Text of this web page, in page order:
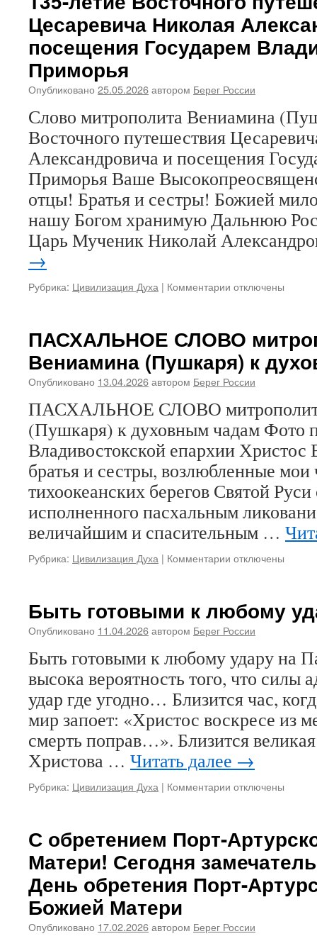
что
полстраны
лагеря
Цесаревича Николая
посещения Государем
Приморья
Опубликовано 25.05.2026автором Берег России
Слово митрополита Вениамина
Восточного путешествия
Александровича и посещения
Приморья Ваше
отцы! Братья и сестры! Божией
нашу Богом хранимую Дальнюю
Царь Мученик Николай
→
Рубрика: Цивилизация Духа | Комментарии к
Вениамина
(Пушкаря)
на
135-
Восточного
путешествия
Цесаревича
Николая
Александровича
посещения
Государем
Владивостока
и
Приморья
отключены
ПАСХАЛЬНОЕ СЛОВО
Вениамина (Пушкаря) к
Опубликовано 13.04.2026автором Берег России
ПАСХАЛЬНОЕ СЛОВО
(Пушкаря) к духовным чадам Фото
Владивостокской епархии Христос
братья и сестры, возлюбленные
тихоокеанских берегов Святой Руси
исполненного пасхальным
величайшим и спасительным …
Рубрика: Цивилизация Духа | Комментарии к
митрополита
Вениамина
к
духовным
чадам
отключены
Быть готовыми к любому
Опубликовано 11.04.2026автором Берег России
Быть готовыми к любому удару на
высока вероятность того, что силы
удар где угодно… Близится час,
мир запоет: «Христос воскресе из
смерть поправ…». Близится
Христова … Читать далее →
Рубрика: Цивилизация Духа | Комментарии к
к
любому
удару
на
отключены
С обретением Порт-
Матери! Сегодня
День обретения Порт-
Божией Матери
Опубликовано 17.02.2026автором Берег России